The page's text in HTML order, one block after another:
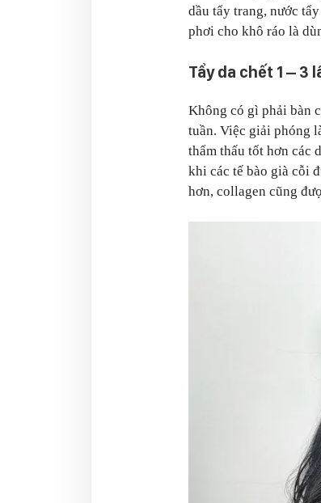
dầu tẩy trang, nước
phơi cho khô ráo là
Tẩy da chết 1 – 3
Không có gì phải bàn
tuần. Việc giải phóng
thẩm thấu tốt hơn các
khi các tế bào già cỗi
hơn, collagen cũng